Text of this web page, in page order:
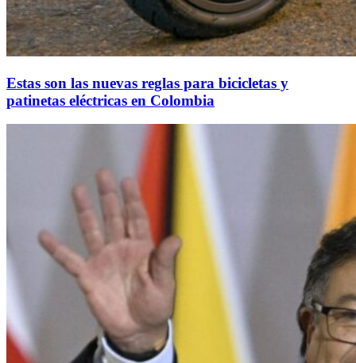
Estas son las nuevas reglas para bicicletas y
patinetas eléctricas en Colombia